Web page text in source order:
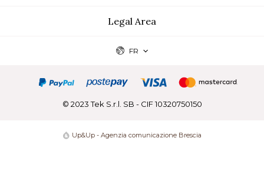
Legal Area
FR
© 2023 Tek S.r.l. SB - CIF 10320750150
Up&Up - Agenzia comunicazione Brescia